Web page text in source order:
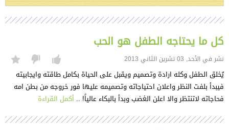
كل ما يحتاجه الطفل هو الحب
نشر في الأحد, 03 تشرين الثاني 2013
يُخلق الطفل وكله ارادة وتصميم ويقبل على الحياة بكامل طاقته وايجابيته
فيبدأ بلفت النظر واعلان احتياجاته وتصميمه عليها فور خروجه من بطن امه
فحاجاته لاتنتظر والا اعلن الغضب وبدأ بالبكاء عالياً! .. أكمل القراءة